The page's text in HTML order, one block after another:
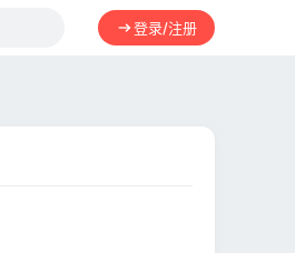
登录/注册